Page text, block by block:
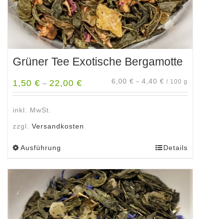
werden
Grüner Tee Exotische Bergamotte
1,50 € – 22,00 € 6,00 € – 4,40 € / 100 g
inkl. MwSt.
zzgl. Versandkosten
Ausführung
weist
mehrere
Varianten
auf.
Details